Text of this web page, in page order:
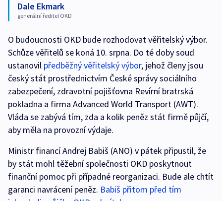
Dale Ekmark
generální ředitel OKD
O budoucnosti OKD bude rozhodovat věřitelský výbor.
Schůze věřitelů se koná 10. srpna. Do té doby soud
ustanovil předběžný věřitelský výbor, jehož členy jsou
český stát prostřednictvím České správy sociálního
zabezpečení, zdravotní pojišťovna Revírní bratrská
pokladna a firma Advanced World Transport (AWT).
Vláda se zabývá tím, zda a kolik peněz stát firmě půjčí,
aby měla na provozní výdaje.
Ministr financí Andrej Babiš (ANO) v pátek připustil, že
by stát mohl těžební společnosti OKD poskytnout
finanční pomoc při případné reorganizaci. Bude ale chtít
garanci navrácení peněz. Babiš přitom před tím